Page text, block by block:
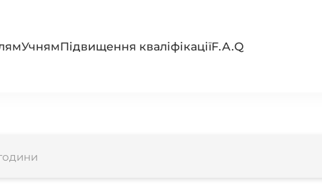
УчнямПідвищення кваліфікаціїF.A.Q